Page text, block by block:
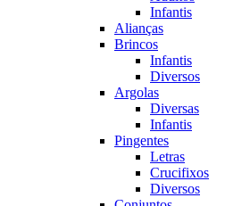
Infantis
Alianças
Brincos
Infantis
Diversos
Argolas
Diversas
Infantis
Pingentes
Letras
Crucifixos
Diversos